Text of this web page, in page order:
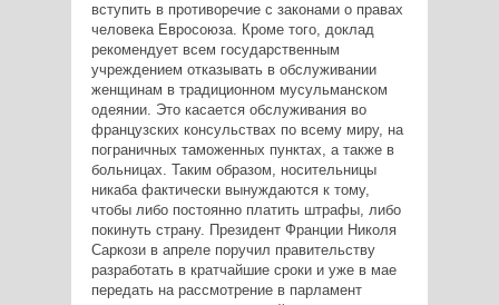
вступить в противоречие с законами о правах
человека Евросоюза. Кроме того, доклад
рекомендует всем государственным
учреждением отказывать в обслуживании
женщинам в традиционном мусульманском
одеянии. Это касается обслуживания во
французских консульствах по всему миру, на
пограничных таможенных пунктах, а также в
больницах. Таким образом, носительницы
никаба фактически вынуждаются к тому,
чтобы либо постоянно платить штрафы, либо
покинуть страну. Президент Франции Николя
Саркози в апреле поручил правительству
разработать в кратчайшие сроки и уже в мае
передать на рассмотрение в парламент